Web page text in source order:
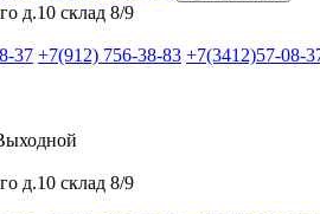
д.10 склад 8/9
37 +7(912) 756-38-83 +7(3412)57-08-
д.10 склад 8/9